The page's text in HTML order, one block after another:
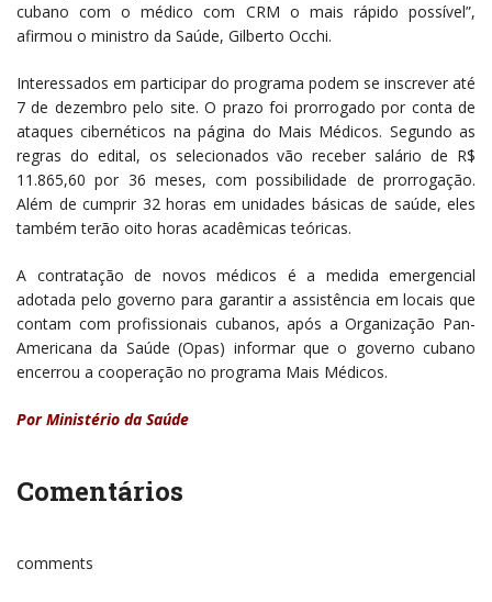
cubano com o médico com CRM o mais rápido possível”,
afirmou o ministro da Saúde, Gilberto Occhi.
Interessados em participar do programa podem se inscrever até
7 de dezembro pelo site. O prazo foi prorrogado por conta de
ataques cibernéticos na página do Mais Médicos. Segundo as
regras do edital, os selecionados vão receber salário de R$
11.865,60 por 36 meses, com possibilidade de prorrogação.
Além de cumprir 32 horas em unidades básicas de saúde, eles
também terão oito horas acadêmicas teóricas.
A contratação de novos médicos é a medida emergencial
adotada pelo governo para garantir a assistência em locais que
contam com profissionais cubanos, após a Organização Pan-
Americana da Saúde (Opas) informar que o governo cubano
encerrou a cooperação no programa Mais Médicos.
Por Ministério da Saúde
Comentários
comments